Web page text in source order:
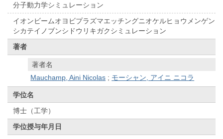
分子動力学シミュレーション
イオンビームオヨビプラズマエッチングニオケルヒョウメンゲン
シカテイノブンシドウリキガクシミュレーション
著者
著者名
Mauchamp, Aini Nicolas ; モーシャン, アイニ ニコラ
学位名
博士（工学）
学位授与年月日